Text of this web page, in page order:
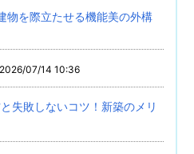
物を際立たせる機能美の外構
2026/07/14 10:36
失敗しないコツ！新築のメリ